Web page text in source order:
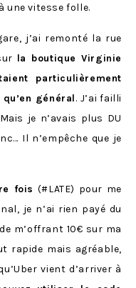
une vitesse folle.
j’ai remonté la rue
la boutique Virginie
particulièrement
général. J’ai failli
je n’avais plus DU
Il n’empêche que je
fois (#LATE) pour me
je n’ai rien payé du
m’offrant 10€ sur ma
rapide mais agréable,
vient d’arriver à